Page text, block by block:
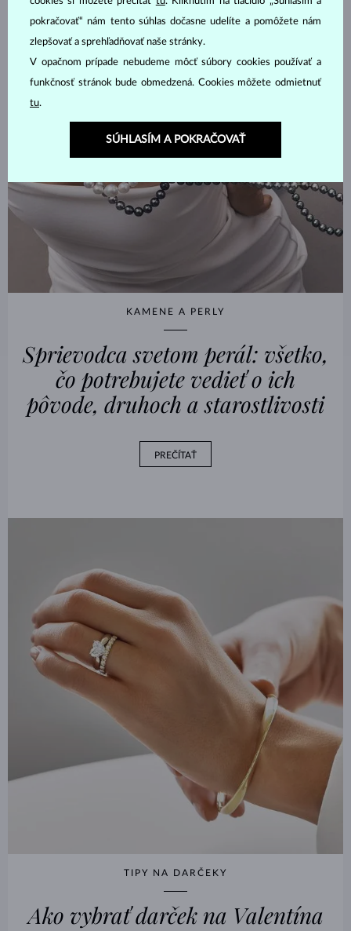
KAMENE A PERLY
Sprievodca svetom perál: všetko,
čo potrebujete vedieť o ich
pôvode, druhoch a starostlivosti
PREČÍTAŤ
TIPY NA DARČEKY
Ako vybrať darček na Valentína
pokračovať“ nám tento súhlas dočasne udelíte a pomôžete nám
zlepšovať a sprehľadňovať naše stránky.
V opačnom prípade nebudeme môcť súbory cookies používať a
funkčnosť stránok bude obmedzená. Cookies môžete odmietnuť
tu.
SÚHLASÍM A POKRAČOVAŤ